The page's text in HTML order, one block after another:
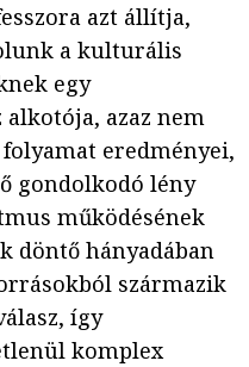
azt állítja,
a kulturális
egy
azaz nem
eredményei,
gondolkodó lény
működésének
döntő hányadában
származik
így
komplex